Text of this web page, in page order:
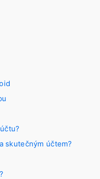
skutečným účtem?